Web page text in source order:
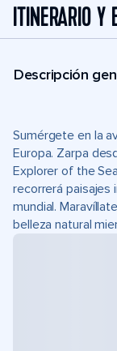
ITINERARIO Y
Descripción
Sumérgete en la
Europa. Zarpa
Explorer of the
recorrerá paisajes
mundial.
belleza natural